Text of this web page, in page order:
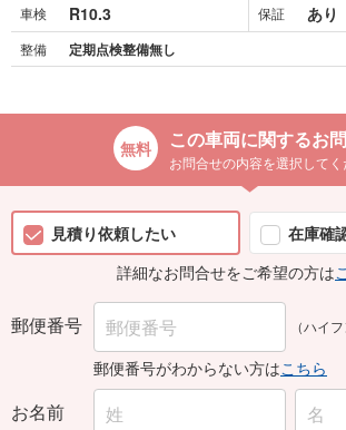
車検 R10.3 保証 あり
整備 定期点検整備無し
この車両に関するお
お問合せの内容を選択して
見積り依頼したい
在庫確
詳細なお問合せをご希望の方は
郵便番号 （ハイ
郵便番号がわからない方はこちら
お名前